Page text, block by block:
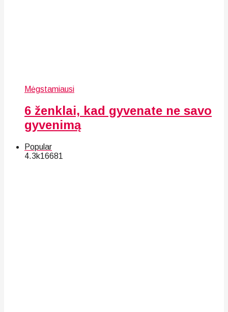
Mėgstamiausi
6 ženklai, kad gyvenate ne savo
gyvenimą
Popular
4.3k16681